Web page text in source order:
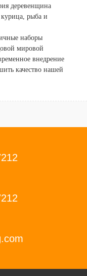
деревенщина
рыба и
наборы
мировой
внедрение
качество нашей